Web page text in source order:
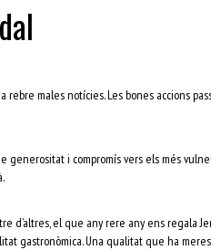
rebre males notícies. Les bones accions
generositat i compromís vers els més
d’altres, el que any rere any ens regala
gastronòmica. Una qualitat que ha